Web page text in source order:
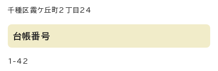
千種区霞ケ丘町2丁目24
台帳番号
1-42